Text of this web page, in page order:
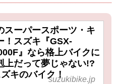
スーパースポーツ・キ
！スズキ『GSX-
』なら格上バイクに
上だって夢じゃない!?
キのバイク！suzukibike.jp